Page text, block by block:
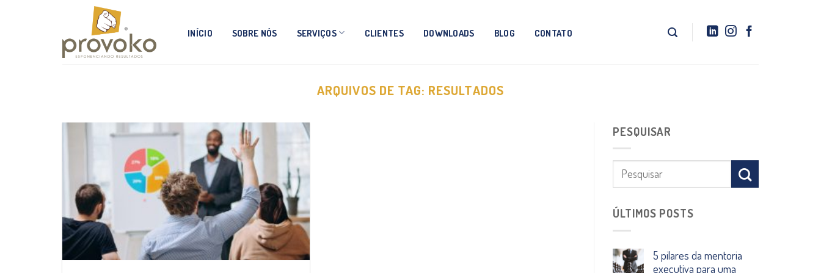
INÍCIO SOBRE NÓS SERVIÇOS CLIENTES DOWNLOADS BLOG CONTATO
ARQUIVOS DE TAG: RESULTADOS
PESQUISAR
ÚLTIMOS POSTS
5 pilares da mentoria
executiva para uma